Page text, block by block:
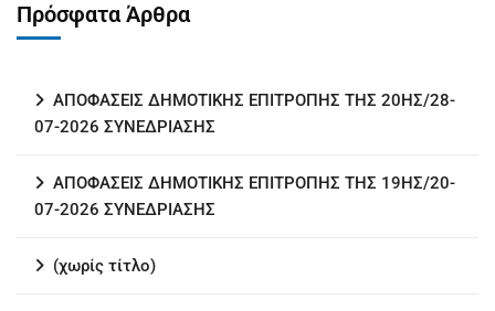
Πρόσφατα Άρθρα
ΑΠΟΦΑΣΕΙΣ ΔΗΜΟΤΙΚΗΣ ΕΠΙΤΡΟΠΗΣ ΤΗΣ 20ΗΣ/28-
07-2026 ΣΥΝΕΔΡΙΑΣΗΣ
ΑΠΟΦΑΣΕΙΣ ΔΗΜΟΤΙΚΗΣ ΕΠΙΤΡΟΠΗΣ ΤΗΣ 19ΗΣ/20-
07-2026 ΣΥΝΕΔΡΙΑΣΗΣ
(χωρίς τίτλο)